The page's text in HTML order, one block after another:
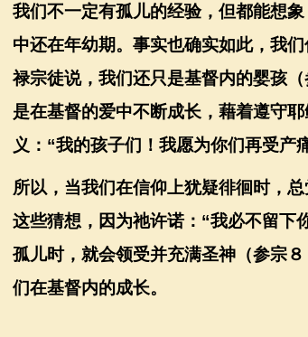
我们不一定有孤儿的经验，但都能想
中还在年幼期。事实也确实如此，我
禄宗徒说，我们还只是基督内的婴孩
是在基督的爱中不断成长，藉着遵守
义： “我的孩子们！我愿为你们再受产
所以，当我们在信仰上犹疑徘徊时，
这些猜想，因为祂许诺： “我必不留下
孤儿时，就会领受并充满圣神（参宗８
们在基督内的成长。